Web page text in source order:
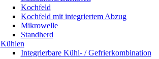
Kochfeld
Kochfeld mit integriertem Abzug
Mikrowelle
Standherd
Kühlen
Integrierbare Kühl- / Gefrierkombination